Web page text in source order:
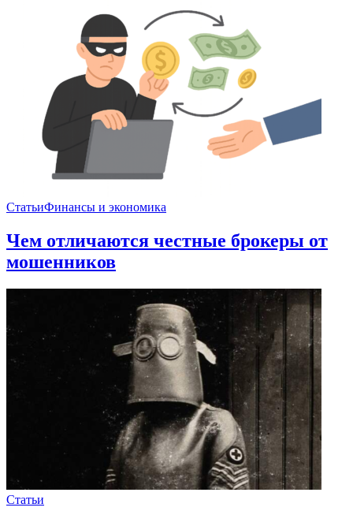
СтатьиФинансы и экономика
Чем отличаются честные брокеры от
мошенников
Статьи